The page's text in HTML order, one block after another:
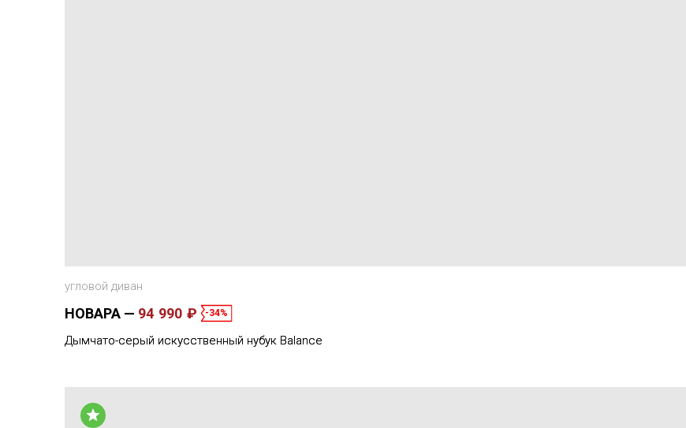
угловой диван
НОВАРА 94 990 ₽ -34%
Дымчато-серый искусственный нубук Balance